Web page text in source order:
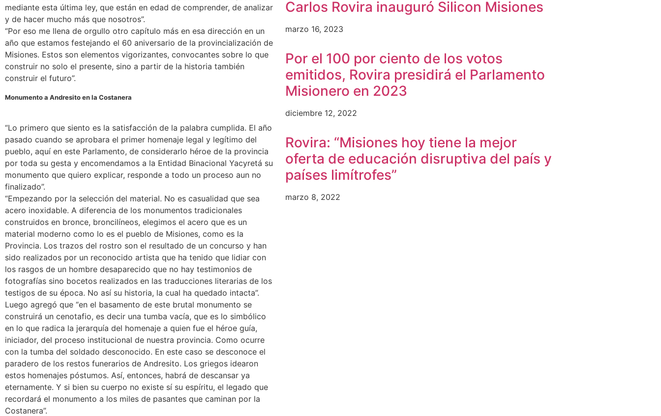
mediante esta última ley, que están en edad de comprender, de analizar
y de hacer mucho más que nosotros”.
“Por eso me llena de orgullo otro capítulo más en esa dirección en un
año que estamos festejando el 60 aniversario de la provincialización de
Misiones. Estos son elementos vigorizantes, convocantes sobre lo que
construir no solo el presente, sino a partir de la historia también
construir el futuro”.
Monumento a Andresito en la Costanera
“Lo primero que siento es la satisfacción de la palabra cumplida. El año
pasado cuando se aprobara el primer homenaje legal y legítimo del
pueblo, aquí en este Parlamento, de considerarlo héroe de la provincia
por toda su gesta y encomendamos a la Entidad Binacional Yacyretá su
monumento que quiero explicar, responde a todo un proceso aun no
finalizado”.
“Empezando por la selección del material. No es casualidad que sea
acero inoxidable. A diferencia de los monumentos tradicionales
construidos en bronce, broncilíneos, elegimos el acero que es un
material moderno como lo es el pueblo de Misiones, como es la
Provincia. Los trazos del rostro son el resultado de un concurso y han
sido realizados por un reconocido artista que ha tenido que lidiar con
los rasgos de un hombre desaparecido que no hay testimonios de
fotografías sino bocetos realizados en las traducciones literarias de los
testigos de su época. No así su historia, la cual ha quedado intacta”.
Luego agregó que “en el basamento de este brutal monumento se
construirá un cenotafio, es decir una tumba vacía, que es lo simbólico
en lo que radica la jerarquía del homenaje a quien fue el héroe guía,
iniciador, del proceso institucional de nuestra provincia. Como ocurre
con la tumba del soldado desconocido. En este caso se desconoce el
paradero de los restos funerarios de Andresito. Los griegos idearon
estos homenajes póstumos. Así, entonces, habrá de descansar ya
eternamente. Y si bien su cuerpo no existe sí su espíritu, el legado que
recordará el monumento a los miles de pasantes que caminan por la
Costanera”.
Carlos Rovira inauguró Silicon Misiones
marzo 16, 2023
Por el 100 por ciento de los votos
emitidos, Rovira presidirá el Parlamento
Misionero en 2023
diciembre 12, 2022
Rovira: “Misiones hoy tiene la mejor
oferta de educación disruptiva del país y
países limítrofes”
marzo 8, 2022